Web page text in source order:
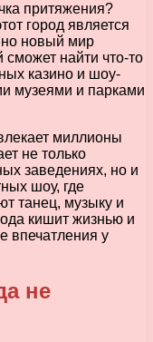
притяжения?
город является
новый мир
найти что-то
казино и шоу-
музеями и парками
миллионы
не только
заведениях, но и
шоу, где
танец, музыку и
кишит жизнью и
впечатления у
не